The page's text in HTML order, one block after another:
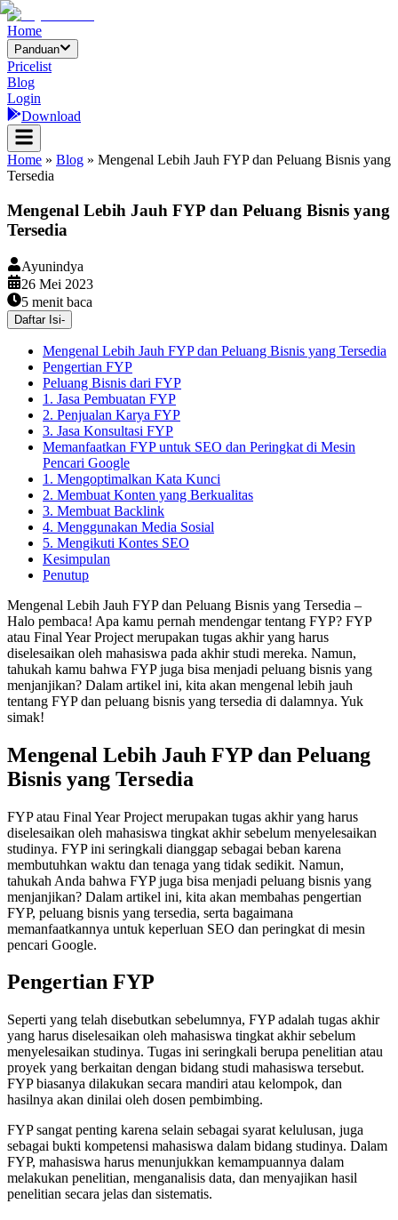
Home
Panduan
Pricelist
Blog
Login
Download
Home » Blog » Mengenal Lebih Jauh FYP dan Peluang Bisnis yang
Tersedia
Mengenal Lebih Jauh FYP dan Peluang Bisnis yang
Tersedia
Ayunindya
26 Mei 2023
5 menit baca
Daftar Isi-
Mengenal Lebih Jauh FYP dan Peluang Bisnis yang Tersedia
Pengertian FYP
Peluang Bisnis dari FYP
1. Jasa Pembuatan FYP
2. Penjualan Karya FYP
3. Jasa Konsultasi FYP
Memanfaatkan FYP untuk SEO dan Peringkat di Mesin
Pencari Google
1. Mengoptimalkan Kata Kunci
2. Membuat Konten yang Berkualitas
3. Membuat Backlink
4. Menggunakan Media Sosial
5. Mengikuti Kontes SEO
Kesimpulan
Penutup
Mengenal Lebih Jauh FYP dan Peluang Bisnis yang Tersedia –
Halo pembaca! Apa kamu pernah mendengar tentang FYP? FYP
atau Final Year Project merupakan tugas akhir yang harus
diselesaikan oleh mahasiswa pada akhir studi mereka. Namun,
tahukah kamu bahwa FYP juga bisa menjadi peluang bisnis yang
menjanjikan? Dalam artikel ini, kita akan mengenal lebih jauh
tentang FYP dan peluang bisnis yang tersedia di dalamnya. Yuk
simak!
Mengenal Lebih Jauh FYP dan Peluang
Bisnis yang Tersedia
FYP atau Final Year Project merupakan tugas akhir yang harus
diselesaikan oleh mahasiswa tingkat akhir sebelum menyelesaikan
studinya. FYP ini seringkali dianggap sebagai beban karena
membutuhkan waktu dan tenaga yang tidak sedikit. Namun,
tahukah Anda bahwa FYP juga bisa menjadi peluang bisnis yang
menjanjikan? Dalam artikel ini, kita akan membahas pengertian
FYP, peluang bisnis yang tersedia, serta bagaimana
memanfaatkannya untuk keperluan SEO dan peringkat di mesin
pencari Google.
Pengertian FYP
Seperti yang telah disebutkan sebelumnya, FYP adalah tugas akhir
yang harus diselesaikan oleh mahasiswa tingkat akhir sebelum
menyelesaikan studinya. Tugas ini seringkali berupa penelitian atau
proyek yang berkaitan dengan bidang studi mahasiswa tersebut.
FYP biasanya dilakukan secara mandiri atau kelompok, dan
hasilnya akan dinilai oleh dosen pembimbing.
FYP sangat penting karena selain sebagai syarat kelulusan, juga
sebagai bukti kompetensi mahasiswa dalam bidang studinya. Dalam
FYP, mahasiswa harus menunjukkan kemampuannya dalam
melakukan penelitian, menganalisis data, dan menyajikan hasil
penelitian secara jelas dan sistematis.